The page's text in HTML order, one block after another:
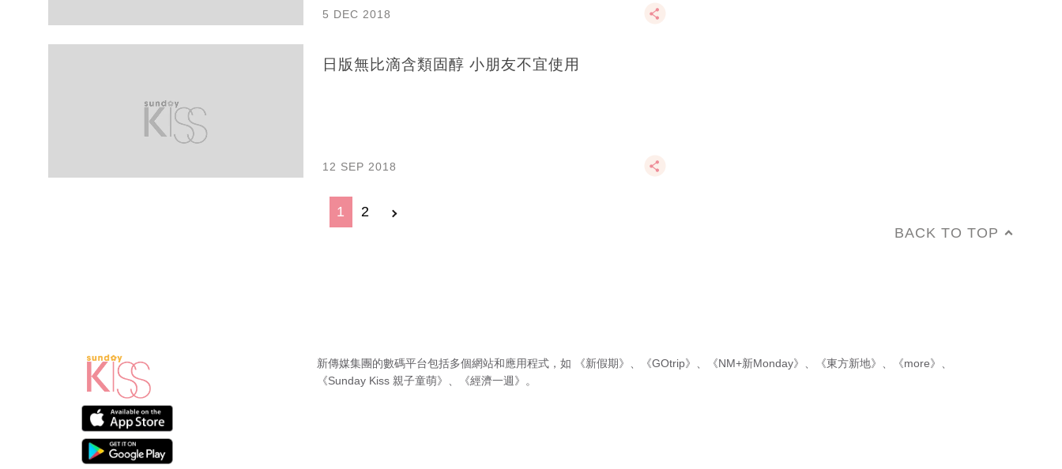
5 DEC 2018
日版無比滴含類固醇 小朋友不宜使用
12 SEP 2018
1 2
BACK TO TOP
新傳媒集團的數碼平台包括多個網站和應用程式，如 《新假期》 《GOtrip》 《NM+新Monday》 《東方新地》 《more》
《Sunday Kiss 親子童萌》
《經濟一週》 。